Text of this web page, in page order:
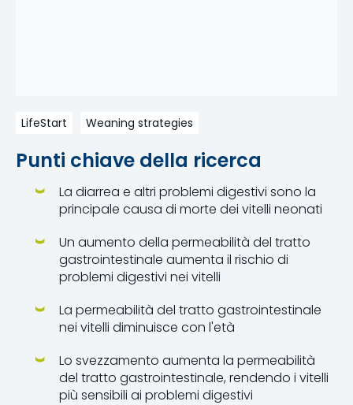
LifeStart Weaning strategies
Punti chiave della ricerca
La diarrea e altri problemi digestivi sono la
principale causa di morte dei vitelli neonati
Un aumento della permeabilità del tratto
gastrointestinale aumenta il rischio di
problemi digestivi nei vitelli
La permeabilità del tratto gastrointestinale
nei vitelli diminuisce con l'età
Lo svezzamento aumenta la permeabilità
del tratto gastrointestinale, rendendo i vitelli
più sensibili ai problemi digestivi